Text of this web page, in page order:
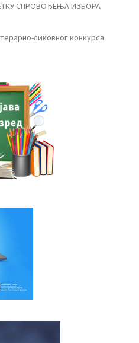
СПРОВОЂЕЊА ИЗБОРА
ликовног конкурса